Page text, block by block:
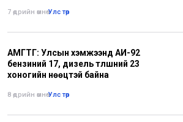
7 өдрийн өмнө•Улс төр
АМГТГ: Улсын хэмжээнд АИ-92
бензиний 17, дизель түлшний 23
хоногийн нөөцтэй байна
8 өдрийн өмнө•Улс төр